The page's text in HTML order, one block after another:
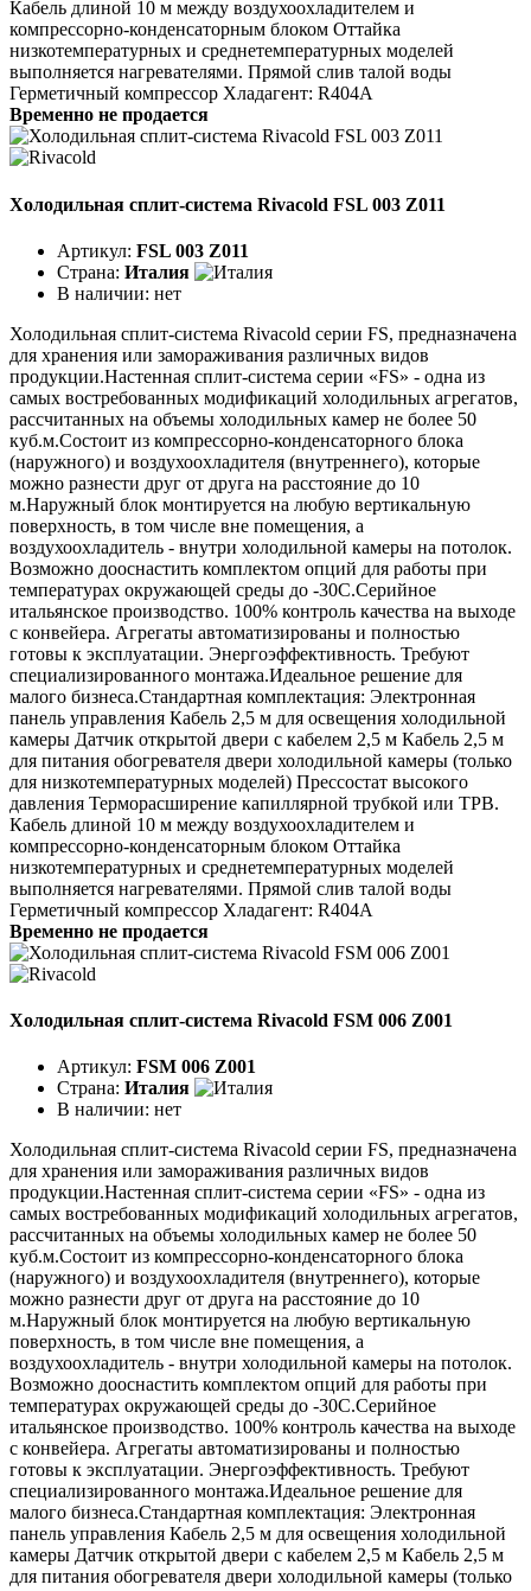
Кабель длиной 10 м между воздухоохладителем и
компрессорно-конденсаторным блоком Оттайка
низкотемпературных и среднетемпературных моделей
выполняется нагревателями. Прямой слив талой воды
Герметичный компрессор Хладагент: R404A
Временно не продается
Холодильная сплит-система Rivacold FSL 003 Z011
Артикул: FSL 003 Z011
Страна: Италия
В наличии: нет
Холодильная сплит-система Rivacold серии FS, предназначена
для хранения или замораживания различных видов
продукции.Настенная сплит-система серии «FS» - одна из
самых востребованных модификаций холодильных агрегатов,
рассчитанных на объемы холодильных камер не более 50
куб.м.Состоит из компрессорно-конденсаторного блока
(наружного) и воздухоохладителя (внутреннего), которые
можно разнести друг от друга на расстояние до 10
м.Наружный блок монтируется на любую вертикальную
поверхность, в том числе вне помещения, а
воздухоохладитель - внутри холодильной камеры на потолок.
Возможно дооснастить комплектом опций для работы при
температурах окружающей среды до -30С.Серийное
итальянское производство. 100% контроль качества на выходе
с конвейера. Агрегаты автоматизированы и полностью
готовы к эксплуатации. Энергоэффективность. Требуют
специализированного монтажа.Идеальное решение для
малого бизнеса.Стандартная комплектация: Электронная
панель управления Кабель 2,5 м для освещения холодильной
камеры Датчик открытой двери с кабелем 2,5 м Кабель 2,5 м
для питания обогревателя двери холодильной камеры (только
для низкотемпературных моделей) Прессостат высокого
давления Терморасширение капиллярной трубкой или ТРВ.
Кабель длиной 10 м между воздухоохладителем и
компрессорно-конденсаторным блоком Оттайка
низкотемпературных и среднетемпературных моделей
выполняется нагревателями. Прямой слив талой воды
Герметичный компрессор Хладагент: R404A
Временно не продается
Холодильная сплит-система Rivacold FSM 006 Z001
Артикул: FSM 006 Z001
Страна: Италия
В наличии: нет
Холодильная сплит-система Rivacold серии FS, предназначена
для хранения или замораживания различных видов
продукции.Настенная сплит-система серии «FS» - одна из
самых востребованных модификаций холодильных агрегатов,
рассчитанных на объемы холодильных камер не более 50
куб.м.Состоит из компрессорно-конденсаторного блока
(наружного) и воздухоохладителя (внутреннего), которые
можно разнести друг от друга на расстояние до 10
м.Наружный блок монтируется на любую вертикальную
поверхность, в том числе вне помещения, а
воздухоохладитель - внутри холодильной камеры на потолок.
Возможно дооснастить комплектом опций для работы при
температурах окружающей среды до -30С.Серийное
итальянское производство. 100% контроль качества на выходе
с конвейера. Агрегаты автоматизированы и полностью
готовы к эксплуатации. Энергоэффективность. Требуют
специализированного монтажа.Идеальное решение для
малого бизнеса.Стандартная комплектация: Электронная
панель управления Кабель 2,5 м для освещения холодильной
камеры Датчик открытой двери с кабелем 2,5 м Кабель 2,5 м
для питания обогревателя двери холодильной камеры (только